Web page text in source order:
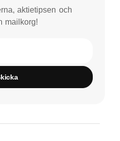
aktietipsen och
mailkorg!